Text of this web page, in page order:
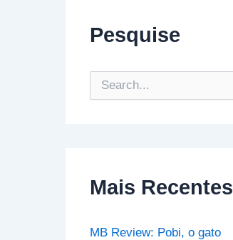
Pesquise
e
a
o
Mais Recentes
MB Review: Pobi, o gato